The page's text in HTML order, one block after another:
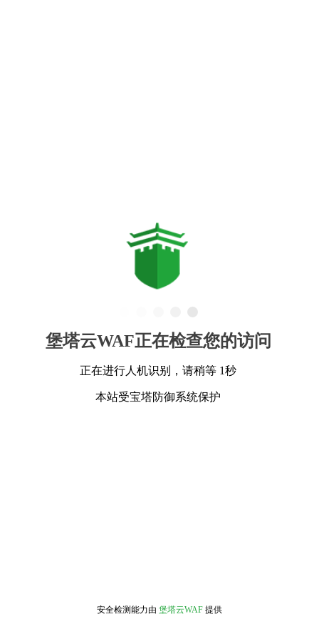
堡塔云WAF正在检查您的访问
正在进行人机识别，请稍等 1秒
本站受宝塔防御系统保护
安全检测能力由 堡塔云WAF 提供